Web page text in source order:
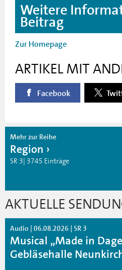
Weitere
Beitrag
Zur Homepage
ARTIKEL MIT
Facebook
Mehr zur Reihe
Region
SR 3| 3745 Einträge
AKTUELLE
Audio | 06.08.2026 | SR 3
Musical „Made in
Gebläsehalle